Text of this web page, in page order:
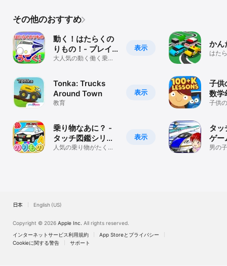
その他のおすすめ
表示
動く！はたらくの
りもの！- プレイ
キッズ -
大人気の動く働く乗り
表示
Tonka: Trucks
Around Town
教育
表示
乗り物なあに？ -
タッチ図鑑シリー
ズ
人気の乗り物がたくさ
かん
はた
子供
数学
子供
タッ
ゲー
男の
日本 English (US)
Copyright © 2026 Apple Inc. All rights reserved.
インターネットサービス利用規約
App Storeとプライバシー
Cookieに関する警告
サポート